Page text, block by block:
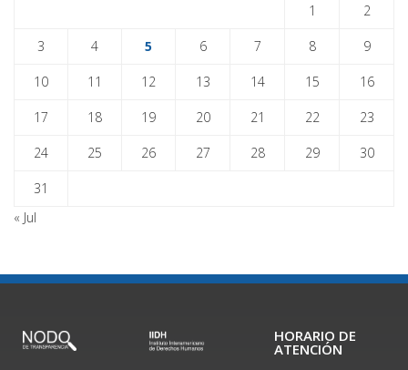
1 2
3 4 5 6 7 8 9
10 11 12 13 14 15 16
17 18 19 20 21 22 23
24 25 26 27 28 29 30
31
« Jul
HORARIO DE
ATENCIÓN